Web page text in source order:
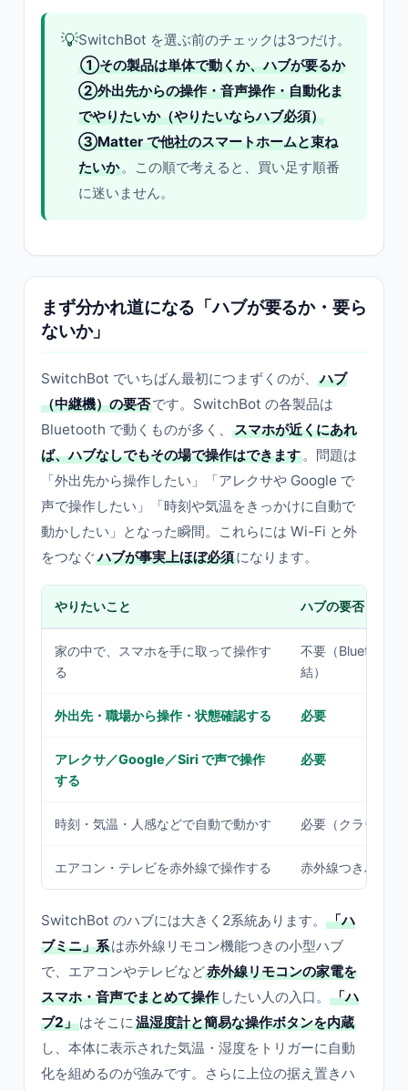
💡SwitchBot を選ぶ前のチェックは3つだけ。
①その製品は単体で動くか、ハブが要るか
②外出先からの操作・音声操作・自動化ま
でやりたいか（やりたいならハブ必須）
③Matter で他社のスマートホームと束ね
たいか。この順で考えると、買い足す順番
に迷いません。
まず分かれ道になる「ハブが要るか・要ら
ないか」
SwitchBot でいちばん最初につまずくのが、
ハブ
（中継機）の要否です。SwitchBot の各製品は
Bluetooth で動くものが多く、
スマホが近くにあれ
ば、ハブなしでもその場で操作はできます。問題は
「外出先から操作したい」「アレクサや Google で
声で操作したい」「時刻や気温をきっかけに自動で
動かしたい」となった瞬間。これらには Wi-Fi と外
をつなぐハブが事実上ほぼ必須になります。
やりたいこと ハブの要否
家の中で、スマホを手に取って操作す
る
不要（Bluetooth
結）
外出先・職場から操作・状態確認する 必要
アレクサ／Google／Siri で声で操作
する
必要
時刻・気温・人感などで自動で動かす 必要（クラウド連
エアコン・テレビを赤外線で操作する 赤外線つきハブ本
SwitchBot のハブには大きく2系統あります。
「ハ
ブミニ」系は赤外線リモコン機能つきの小型ハブ
で、エアコンやテレビなど赤外線リモコンの家電を
スマホ・音声でまとめて操作 したい人の入口。
「ハ
ブ2」はそこに温湿度計と簡易な操作ボタンを内蔵
し、本体に表示された気温・湿度をトリガーに自動
化を組めるのが強みです。さらに上位の据え置きハ